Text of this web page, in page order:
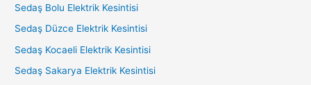
Sedaş Bolu Elektrik Kesintisi
Sedaş Düzce Elektrik Kesintisi
Sedaş Kocaeli Elektrik Kesintisi
Sedaş Sakarya Elektrik Kesintisi